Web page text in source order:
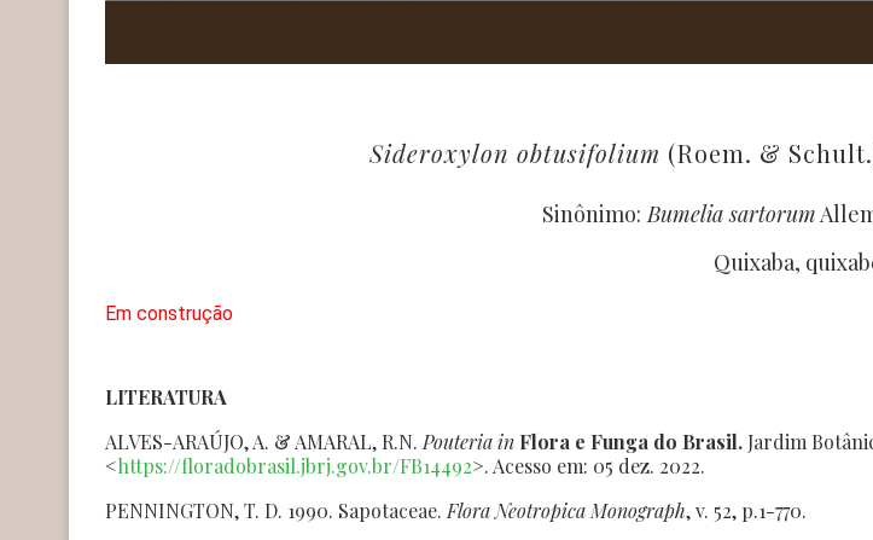
Sideroxylon obtusifolium (Roem. &
Sinônimo: Bumelia sartorum
Quixaba,
Em construção
LITERATURA
ALVES-ARAÚJO, A. & AMARAL, R.N. Pouteriain Flora e Funga do Brasil. Jardim
<https://floradobrasil.jbrj.gov.br/FB14492>. Acesso em: 05 dez. 2022.
PENNINGTON, T. D. 1990. Sapotaceae. Flora Neotropica Monograph, v. 52, p.1-770.